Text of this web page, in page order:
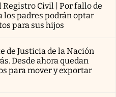
Registro Civil | Por fallo de
los padres podrán optar
para sus hijos
de Justicia de la Nación
Desde ahora quedan
para mover y exportar